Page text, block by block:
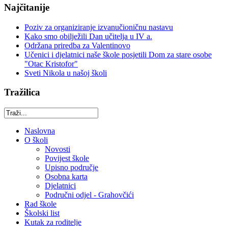
Najčitanije
Poziv za organiziranje izvanučioničnu nastavu
Kako smo obilježili Dan učitelja u IV a.
Održana priredba za Valentinovo
Učenici i djelatnici naše škole posjetili Dom za stare osobe
"Otac Kristofor"
Sveti Nikola u našoj školi
Tražilica
Naslovna
O školi
Novosti
Povijest škole
Upisno područje
Osobna karta
Djelatnici
Područni odjel - Grahovčići
Rad škole
Školski list
Kutak za roditelje